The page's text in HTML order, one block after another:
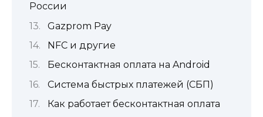
России
Gazprom Pay
NFС и другие
Бесконтактная оплата на Android
Система быстрых платежей (СБП)
Как работает бесконтактная оплата